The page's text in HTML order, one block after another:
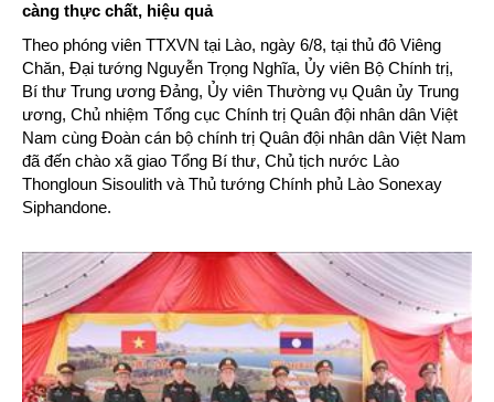
càng thực chất, hiệu quả
Theo phóng viên TTXVN tại Lào, ngày 6/8, tại thủ đô Viêng
Chăn, Đại tướng Nguyễn Trọng Nghĩa, Ủy viên Bộ Chính trị,
Bí thư Trung ương Đảng, Ủy viên Thường vụ Quân ủy Trung
ương, Chủ nhiệm Tổng cục Chính trị Quân đội nhân dân Việt
Nam cùng Đoàn cán bộ chính trị Quân đội nhân dân Việt Nam
đã đến chào xã giao Tổng Bí thư, Chủ tịch nước Lào
Thongloun Sisoulith và Thủ tướng Chính phủ Lào Sonexay
Siphandone.